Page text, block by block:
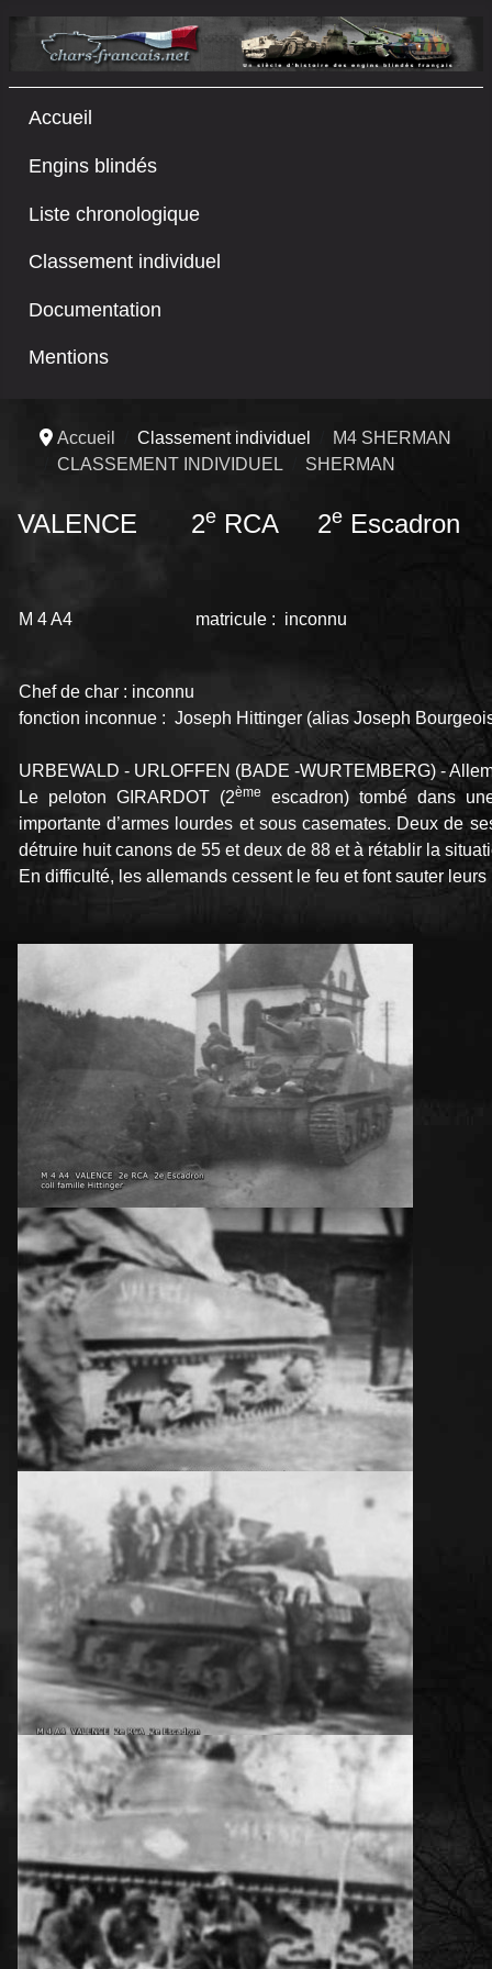
Accueil
Engins blindés
Liste chronologique
Classement individuel
Documentation
Mentions
Accueil Classement individuel
M4 SHERMAN
CLASSEMENT INDIVIDUEL
SHERMAN
VALENCE 2e RCA 2e Escadron
M 4 A4 matricule : inconnu
Chef de char : inconnu
fonction inconnue : Joseph Hittinger (alias Joseph
URBEWALD - URLOFFEN (BADE -WURTEMBERG) -
Le peloton GIRARDOT (2ème
escadron) tombé dans
importante d’armes lourdes et sous casemates. Deux de
détruire huit canons de 55 et deux de 88 et à rétablir la
En difficulté, les allemands cessent le feu et font sauter leurs